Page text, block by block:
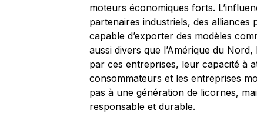
moteurs économiques forts.
partenaires industriels, des
capable d’exporter des modèles
aussi divers que l’Amérique du Nord,
par ces entreprises, leur capacité à
consommateurs et les entreprises
pas à une génération de licornes,
responsable et durable.